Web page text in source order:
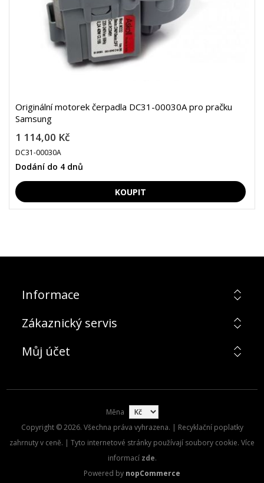
Originální motorek čerpadla DC31-00030A pro pračku
Samsung
1 114,00 Kč
DC31-00030A
Dodání do 4 dnů
Informace
Zákaznický servis
Můj účet
Měna
Copyright © 2026. Všechna práva vyhrazena. | Recyklační poplatky
zahrnuty v ceně. | Tyto internetové stránky používají soubory cookie. Více
informací zde.
Powered by nopCommerce